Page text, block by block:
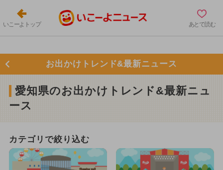
いこーよトップ あとで読む
お出かけトレンド&最新ニュース
愛知県のお出かけトレンド&最新ニュ
ース
カテゴリで絞り込む